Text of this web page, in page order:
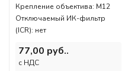
Крепление объектива: M12
Отключаемый ИК-фильтр
(ICR): нет
77,00 руб..
c НДС